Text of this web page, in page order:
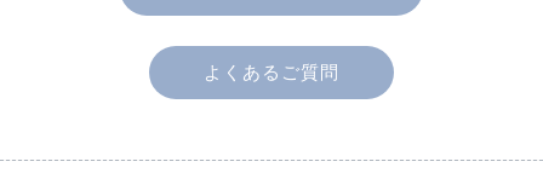
よくあるご質問